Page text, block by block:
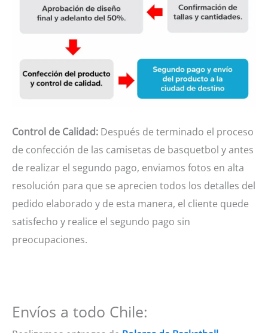
Control de Calidad: Después de terminado el proceso
de confección de las camisetas de basquetbol y antes
de realizar el segundo pago, enviamos fotos en alta
resolución para que se aprecien todos los detalles del
pedido elaborado y de esta manera, el cliente quede
satisfecho y realice el segundo pago sin
preocupaciones.
Envíos a todo Chile: